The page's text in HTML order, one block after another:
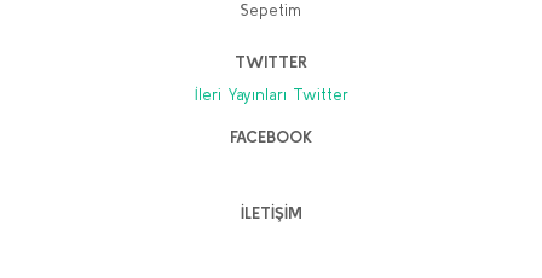
Sepetim
TWITTER
İleri Yayınları Twitter
FACEBOOK
İLETİŞİM